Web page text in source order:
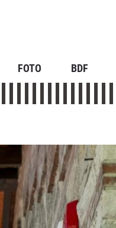
FOTO BDF